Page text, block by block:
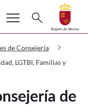
2021
Volver a
Ir a
menu Buscar
search
de Consejería chevron_right
LGTBI, Familias y
de